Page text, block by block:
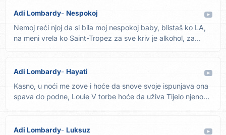
Adi Lombardy Nespokoj
Nemoj reći njoj da si bila moj nespokoj baby, blistaš ko LA,
na meni vrela ko Saint-Tropez za sve kriv je alkohol, za...
Adi Lombardy Hayati
Kasno, u noći me zove i hoće da snove svoje ispunjava ona
spava do podne, Louie V torbe hoće da uživa Tijelo njeno
Adi Lombardy Luksuz